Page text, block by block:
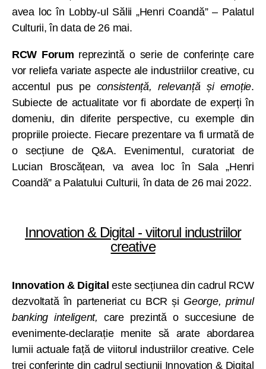
avea loc în Lobby-ul Sălii „Henri Coandă” – Palatul
Culturii, în data de 26 mai.
RCW Forum reprezintă o serie de conferințe care
vor reliefa variate aspecte ale industriilor creative, cu
accentul pus pe consistență, relevanță și emoție.
Subiecte de actualitate vor fi abordate de experți în
domeniu, din diferite perspective, cu exemple din
propriile proiecte. Fiecare prezentare va fi urmată de
o secțiune de Q&A. Evenimentul, curatoriat de
Lucian Broscățean, va avea loc în Sala „Henri
Coandă” a Palatului Culturii, în data de 26 mai 2022.
Innovation & Digital - viitorul industriilor
creative
Innovation & Digitaleste secțiunea din cadrul RCW
dezvoltată în parteneriat cu BCR și George, primul
banking inteligent, care prezintă o succesiune de
evenimente-declarație menite să arate abordarea
lumii actuale față de viitorul industriilor creative. Cele
trei conferințe din cadrul secțiunii Innovation & Digital